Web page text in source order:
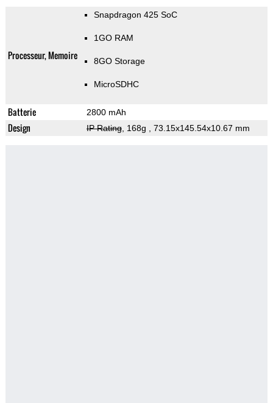
Processeur, Memoire
Snapdragon 425 SoC
1GO RAM
8GO Storage
MicroSDHC
Batterie 2800 mAh
Design IP Rating, 168g , 73.15x145.54x10.67 mm